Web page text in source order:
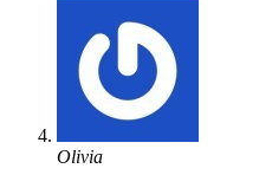
Olivia